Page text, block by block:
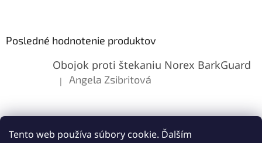
Tento web používa súbory cookie. Ďalším
Posledné hodnotenie produktov
Obojok proti štekaniu Norex BarkGuard
Hodnotenie produktu je 5 z 5 hviezdičiek.
| Angela Zsibritová